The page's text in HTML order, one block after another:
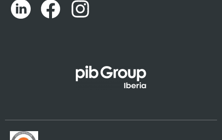
Português